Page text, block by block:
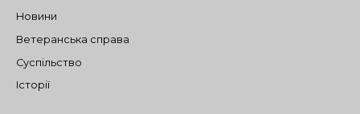
Новини
Ветеранська справа
Суспільство
Історії